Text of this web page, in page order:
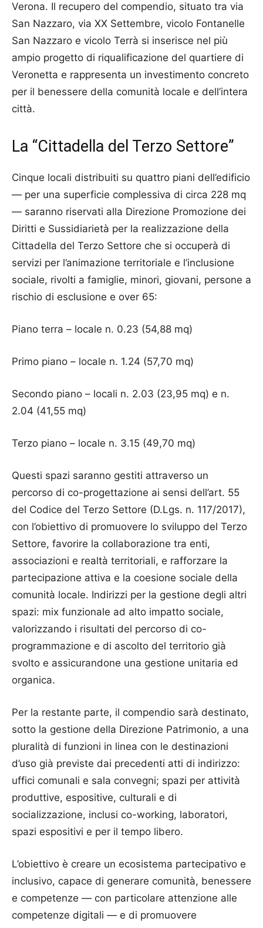
Verona. Il recupero del compendio, situato tra via
San Nazzaro, via XX Settembre, vicolo Fontanelle
San Nazzaro e vicolo Terrà si inserisce nel più
ampio progetto di riqualificazione del quartiere di
Veronetta e rappresenta un investimento concreto
per il benessere della comunità locale e dell’intera
città.
La “Cittadella del Terzo Settore”
Cinque locali distribuiti su quattro piani dell’edificio
— per una superficie complessiva di circa 228 mq
— saranno riservati alla Direzione Promozione dei
Diritti e Sussidiarietà per la realizzazione della
Cittadella del Terzo Settore che si occuperà di
servizi per l’animazione territoriale e l’inclusione
sociale, rivolti a famiglie, minori, giovani, persone a
rischio di esclusione e over 65:
Piano terra – locale n. 0.23 (54,88 mq)
Primo piano – locale n. 1.24 (57,70 mq)
Secondo piano – locali n. 2.03 (23,95 mq) e n.
2.04 (41,55 mq)
Terzo piano – locale n. 3.15 (49,70 mq)
Questi spazi saranno gestiti attraverso un
percorso di co-progettazione ai sensi dell’art. 55
del Codice del Terzo Settore (D.Lgs. n. 117/2017),
con l’obiettivo di promuovere lo sviluppo del Terzo
Settore, favorire la collaborazione tra enti,
associazioni e realtà territoriali, e rafforzare la
partecipazione attiva e la coesione sociale della
comunità locale. Indirizzi per la gestione degli altri
spazi: mix funzionale ad alto impatto sociale,
valorizzando i risultati del percorso di co-
programmazione e di ascolto del territorio già
svolto e assicurandone una gestione unitaria ed
organica.
Per la restante parte, il compendio sarà destinato,
sotto la gestione della Direzione Patrimonio, a una
pluralità di funzioni in linea con le destinazioni
d’uso già previste dai precedenti atti di indirizzo:
uffici comunali e sala convegni; spazi per attività
produttive, espositive, culturali e di
socializzazione, inclusi co-working, laboratori,
spazi espositivi e per il tempo libero.
L’obiettivo è creare un ecosistema partecipativo e
inclusivo, capace di generare comunità, benessere
e competenze — con particolare attenzione alle
competenze digitali — e di promuovere